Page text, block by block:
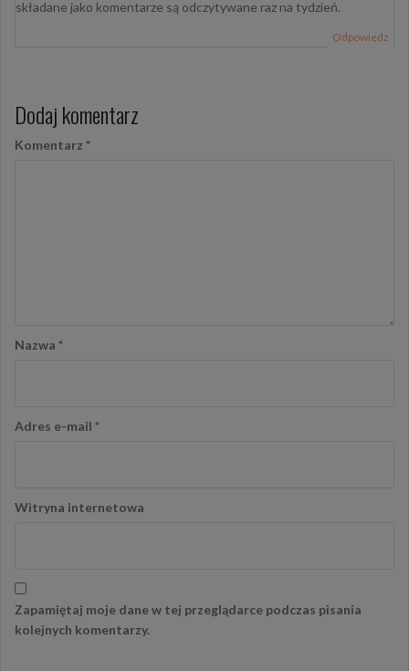
składane jako komentarze są odczytywane raz na tydzień.
Odpowiedz
Dodaj komentarz
Komentarz *
Nazwa *
Adres e-mail *
Witryna internetowa
Zapamiętaj moje dane w tej przeglądarce podczas pisania
kolejnych komentarzy.